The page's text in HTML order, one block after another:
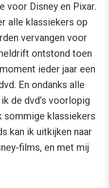
voor Disney en Pixar.
alle klassiekers op
vervangen voor
ontstond toen
ieder jaar een
En ondanks alle
de dvd’s voorlopig
sommige klassiekers
kan ik uitkijken naar
films, en met mij